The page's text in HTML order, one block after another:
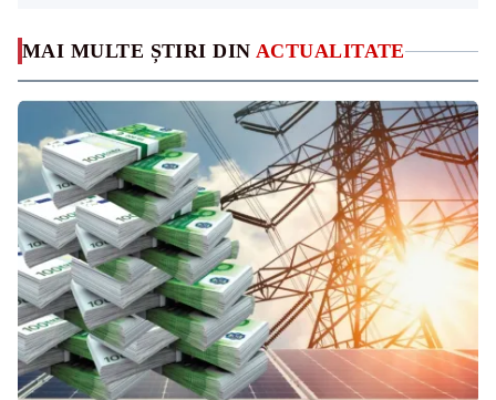
MAI MULTE ȘTIRI DIN ACTUALITATE